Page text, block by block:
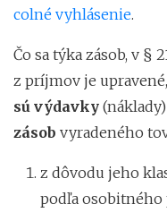
colné vyhlásenie.
Čo sa týka zásob, v §
z príjmov je
sú výdavky (náklady)
zásob vyradeného
z dôvodu jeho
podľa osobitného